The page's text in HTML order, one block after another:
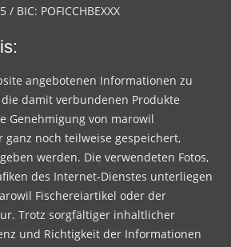
BIC: POFICCHBEXXX
angebotenen Informationen zu
damit verbundenen Produkte
Genehmigung von marowil
ganz noch teilweise gespeichert,
werden. Die verwendeten Fotos,
des Internet-Dienstes unterliegen
Fischereiartikel oder der
Trotz sorgfältiger inhaltlicher
und Richtigkeit der Informationen